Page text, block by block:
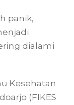
panik,
dialami
Kesehatan
(FIKES